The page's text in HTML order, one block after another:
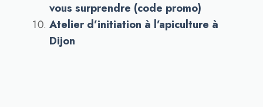
vous surprendre (code promo)
Atelier d’initiation à l’apiculture à
Dijon